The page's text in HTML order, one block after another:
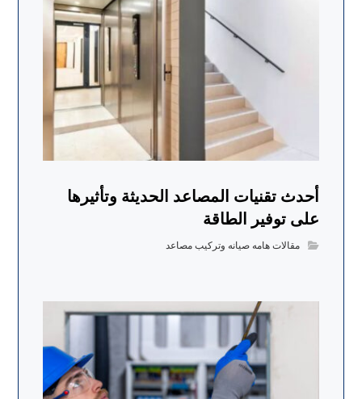
أحدث تقنيات المصاعد الحديثة وتأثيرها
على توفير الطاقة
مقالات هامه صيانه وتركيب مصاعد